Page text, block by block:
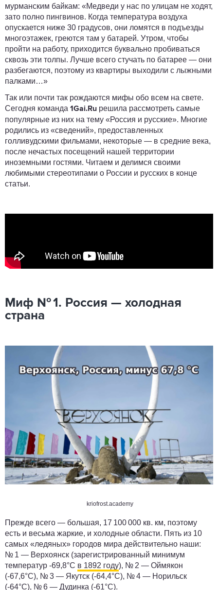
мурманским байкам: «Медведи у нас по улицам не ходят,
зато полно пингвинов. Когда температура воздуха
опускается ниже 30 градусов, они ломятся в подъезды
многоэтажек, греются там у батарей. Утром, чтобы
пройти на работу, приходится буквально пробиваться
сквозь эти толпы. Лучше всего стучать по батарее — они
разбегаются, поэтому из квартиры выходили с лыжными
палками…»
Так или почти так рождаются мифы обо всем на свете.
Сегодня команда 1Gai.Ru решила рассмотреть самые
популярные из них на тему «Россия и русские». Многие
родились из «сведений», предоставленных
голливудскими фильмами, некоторые — в средние века,
после нечастых посещений нашей территории
иноземными гостями. Читаем и делимся своими
любимыми стереотипами о России и русских в конце
статьи.
Миф № 1. Россия — холодная
страна
kriofrost.academy
Прежде всего — большая, 17 100 000 кв. км, поэтому
есть и весьма жаркие, и холодные области. Пять из 10
самых «ледяных» городов мира действительно наши:
№ 1 — Верхоянск (зарегистрированный минимум
температур -69,8°С в 1892 году), № 2 — Оймякон
(-67,6°С), № 3 — Якутск (-64,4°С), № 4 — Норильск
(-64°С), № 6 — Дудинка (-61°С).